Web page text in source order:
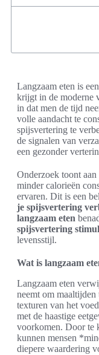
Langzaam eten is
krijgt in de moderne
in dat men de tijd
volle aandacht te
spijsvertering te
de signalen van
een gezonder
Onderzoek toont aan
minder calorieën
ervaren. Dit is een
je spijsvertering
langzaam eten
spijsvertering
levensstijl.
Wat is langzaam
Langzaam eten
neemt om maaltijden
texturen van het
met de haastige
voorkomen. Door te
kunnen mensen
diepere waardering